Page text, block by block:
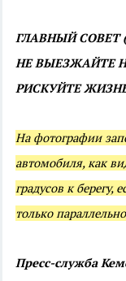
ГЛАВНЫЙ СОВЕТ
НЕ ВЫЕЗЖАЙТЕ
РИСКУЙТЕ
На фотографии
автомобиля, как
градусов к берегу,
только
Пресс-служба